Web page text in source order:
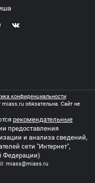
конфиденциальности
обязательна. Сайт не
рекомендательные
предоставления
и анализа сведений,
сети "Интернет",
Федерации)
miass@miass.ru